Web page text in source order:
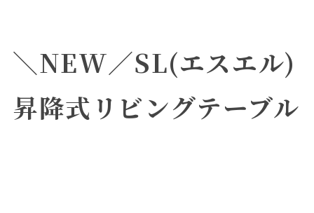
＼NEW／SL(エスエル)
昇降式リビングテーブル